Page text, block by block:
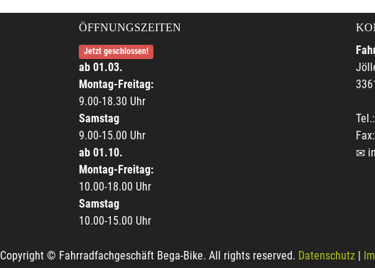
ÖFFNUNGSZEITEN
Jetzt geschlossen!
ab 01.03.
Montag-Freitag:
9.00-18.30 Uhr
Samstag
9.00-15.00 Uhr
ab 01.10.
Montag-Freitag:
10.00-18.00 Uhr
Samstag
10.00-15.00 Uhr
Copyright © Fahrradfachgeschäft Bega-Bike. All rights reserved. Datenschutz|